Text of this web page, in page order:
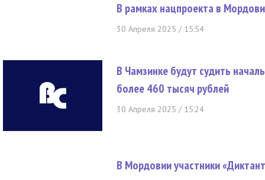
В рамках нацпроекта в
30 Апреля 2025 / 15:54
В Чамзинке будут судить
более 460 тысяч рублей
30 Апреля 2025 / 15:24
В Мордовии участники